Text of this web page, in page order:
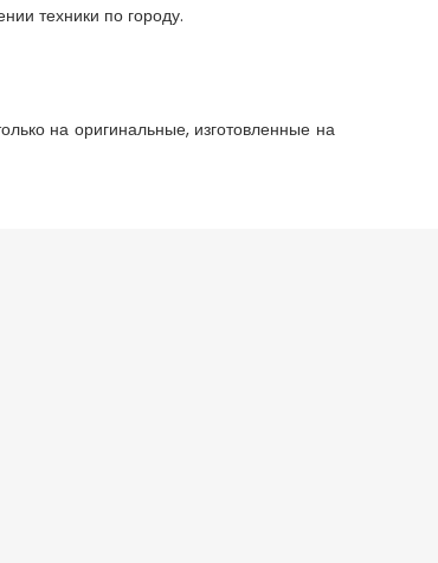
техники по городу.
на оригинальные, изготовленные на